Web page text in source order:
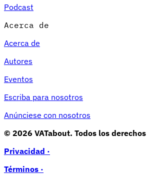
Podcast
Acerca de
Acerca de
Autores
Eventos
Escriba para nosotros
Anúnciese con nosotros
© 2026 VATabout. Todos los
Privacidad ·
Términos ·